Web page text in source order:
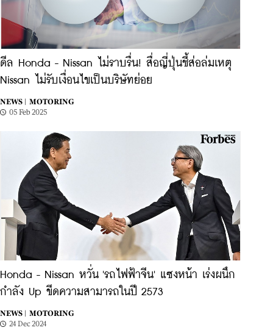
ดีล Honda - Nissan ไม่ราบรื่น! สื่อญี่ปุ่นชี้ส่อล่มเหตุ
Nissan ไม่รับเงื่อนไขเป็นบริษัทย่อย
NEWS |
MOTORING
05 Feb 2025
Honda - Nissan หวั่น 'รถไฟฟ้าจีน' แซงหน้า เร่งผนึก
กำลัง Up ขีดความสามารถในปี 2573
NEWS |
MOTORING
24 Dec 2024